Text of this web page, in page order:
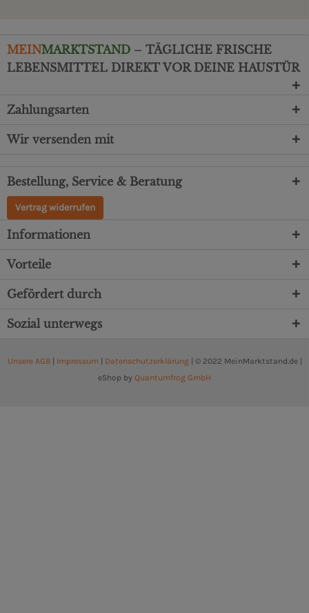
MEINMARKTSTAND – TÄGLICHE FRISCHE
LEBENSMITTEL DIREKT VOR DEINE HAUSTÜR
Zahlungsarten
Wir versenden mit
Bestellung, Service & Beratung
Vertrag widerrufen
Informationen
Vorteile
Gefördert durch
Sozial unterwegs
Unsere AGB| Impressum Datenschutzerklärung| © 2022 MeinMarktstand.de |
eShop by Quantumfrog GmbH